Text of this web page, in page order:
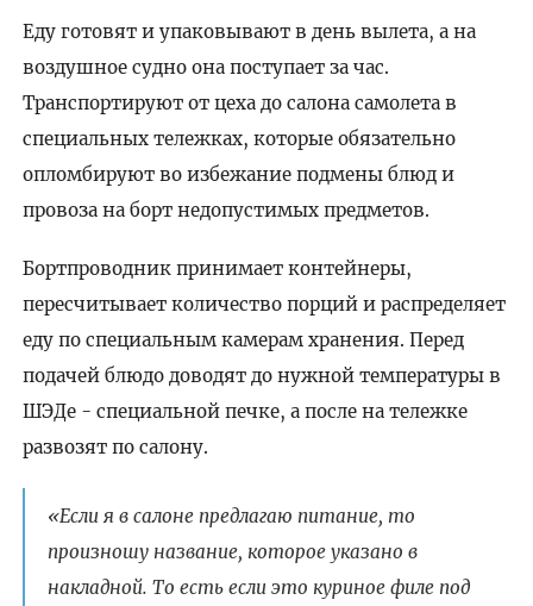
Еду готовят и упаковывают в день вылета, а на
воздушное судно она поступает за час.
Транспортируют от цеха до салона самолета в
специальных тележках, которые обязательно
опломбируют во избежание подмены блюд и
провоза на борт недопустимых предметов.
Бортпроводник принимает контейнеры,
пересчитывает количество порций и распределяет
еду по специальным камерам хранения. Перед
подачей блюдо доводят до нужной температуры в
ШЭДе - специальной печке, а после на тележке
развозят по салону.
«Если я в салоне предлагаю питание, то
произношу название, которое указано в
накладной. То есть если это куриное филе под